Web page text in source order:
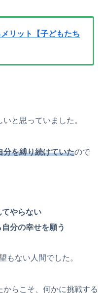
リット【子どもたち
と思っていました。
分を縛り続けていたので
やらない
分の幸せを願う
もない人間でした。
らこそ、何かに挑戦する